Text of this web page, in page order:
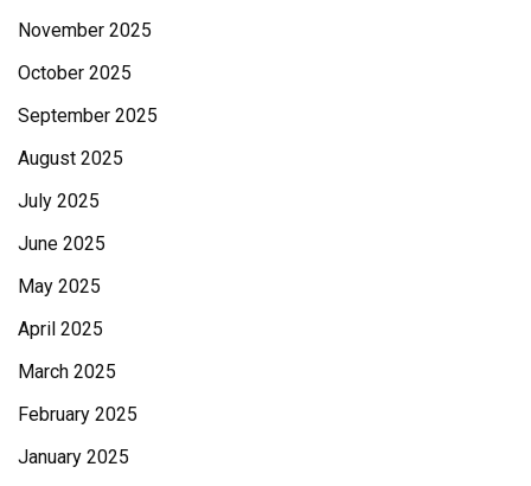
November 2025
October 2025
September 2025
August 2025
July 2025
June 2025
May 2025
April 2025
March 2025
February 2025
January 2025